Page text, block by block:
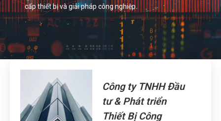
cấp thiết bị và giải pháp công nghiệp.
Công ty TNHH Đầu
tư & Phát triển
Thiết Bị Công